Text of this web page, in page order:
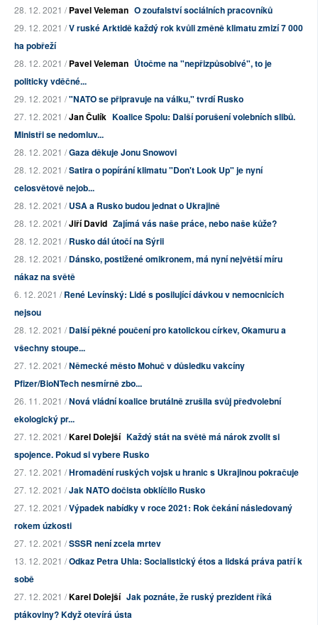
28. 12. 2021 /Pavel Veleman O zoufalství sociálních pracovníků
29. 12. 2021 /V ruské Arktidě každý rok kvůli změně klimatu zmizí 7 000
ha pobřeží
28. 12. 2021 /Pavel Veleman Útočme na "nepřizpůsobivé", to je
politicky vděčné...
29. 12. 2021 /"NATO se připravuje na válku," tvrdí Rusko
27. 12. 2021 /Jan Čulík Koalice Spolu: Další porušení volebních slibů.
Ministři se nedomluv...
28. 12. 2021 /Gaza děkuje Jonu Snowovi
28. 12. 2021 /Satira o popírání klimatu "Don't Look Up" je nyní
celosvětově nejob...
28. 12. 2021 /USA a Rusko budou jednat o Ukrajině
28. 12. 2021 /Jiří David Zajímá vás naše práce, nebo naše kůže?
28. 12. 2021 /Rusko dál útočí na Sýrii
28. 12. 2021 /Dánsko, postižené omikronem, má nyní největší míru
nákaz na světě
6. 12. 2021 /René Levínský: Lidé s posilující dávkou v nemocnicích
nejsou
28. 12. 2021 /Další pěkné poučení pro katolickou církev, Okamuru a
všechny stoupe...
27. 12. 2021 /Německé město Mohuč v důsledku vakcíny
Pfizer/BioNTech nesmírně zbo...
26. 11. 2021 /Nová vládní koalice brutálně zrušila svůj předvolební
ekologický pr...
27. 12. 2021 /Karel Dolejší Každý stát na světě má nárok zvolit si
spojence. Pokud si vybere Rusko
27. 12. 2021 /Hromadění ruských vojsk u hranic s Ukrajinou pokračuje
27. 12. 2021 /Jak NATO dočista obklíčilo Rusko
27. 12. 2021 /Výpadek nabídky v roce 2021: Rok čekání následovaný
rokem úzkosti
27. 12. 2021 /SSSR není zcela mrtev
13. 12. 2021 /Odkaz Petra Uhla: Socialistický étos a lidská práva patří k
sobě
27. 12. 2021 /Karel Dolejší Jak poznáte, že ruský prezident říká
ptákoviny? Když otevírá ústa